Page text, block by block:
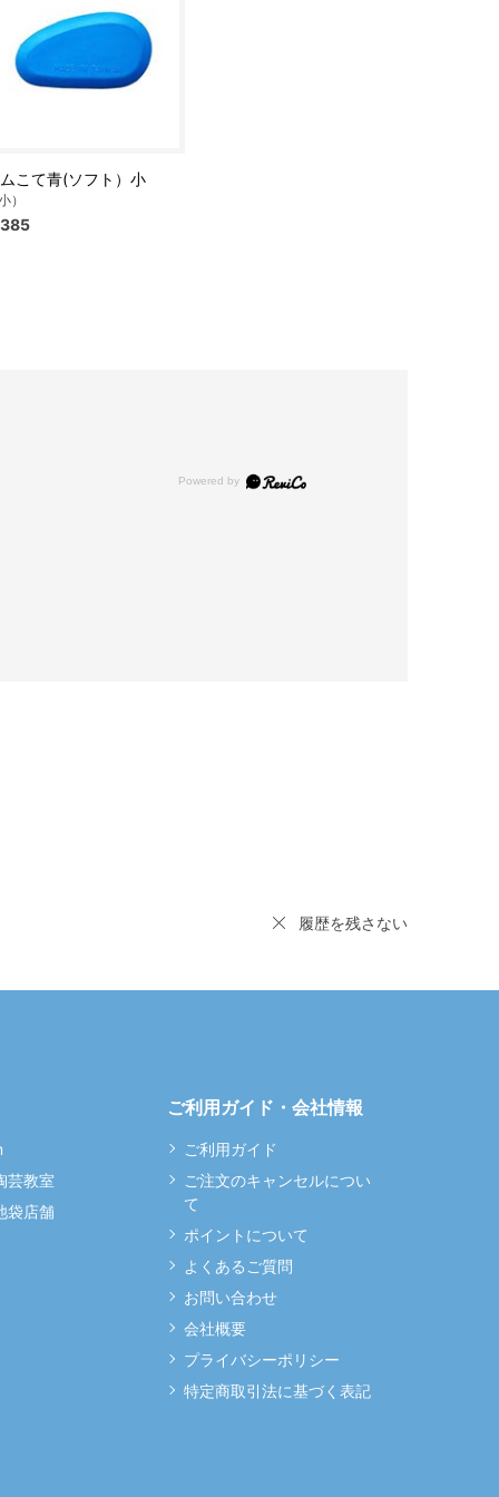
こて青(ソフト）小
）
履歴を残さない
芸教室
袋店舗
ご利用ガイド・会社情報
ご利用ガイド
ご注文のキャンセルについ
て
ポイントについて
よくあるご質問
お問い合わせ
会社概要
プライバシーポリシー
特定商取引法に基づく表記